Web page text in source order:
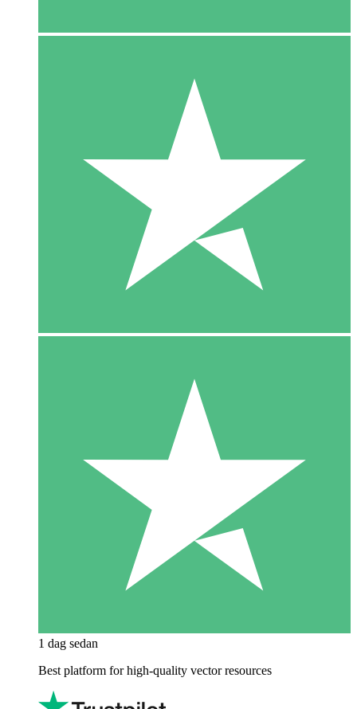
1 dag sedan
Best platform for high-quality vector resources